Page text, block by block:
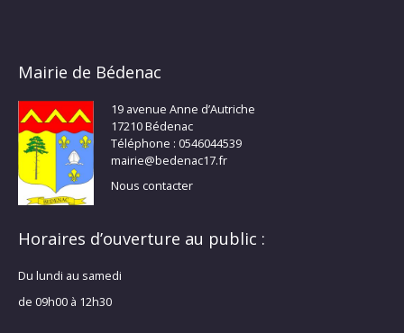
Mairie de Bédenac
19 avenue Anne d’Autriche
17210 Bédenac
Téléphone : 0546044539
mairie@bedenac17.fr
Nous contacter
Horaires d’ouverture au public :
Du lundi au samedi
de 09h00 à 12h30